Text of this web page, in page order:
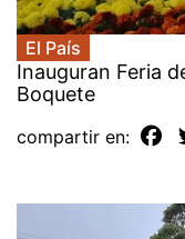
El País
Inauguran Feria
Boquete
compartir en: